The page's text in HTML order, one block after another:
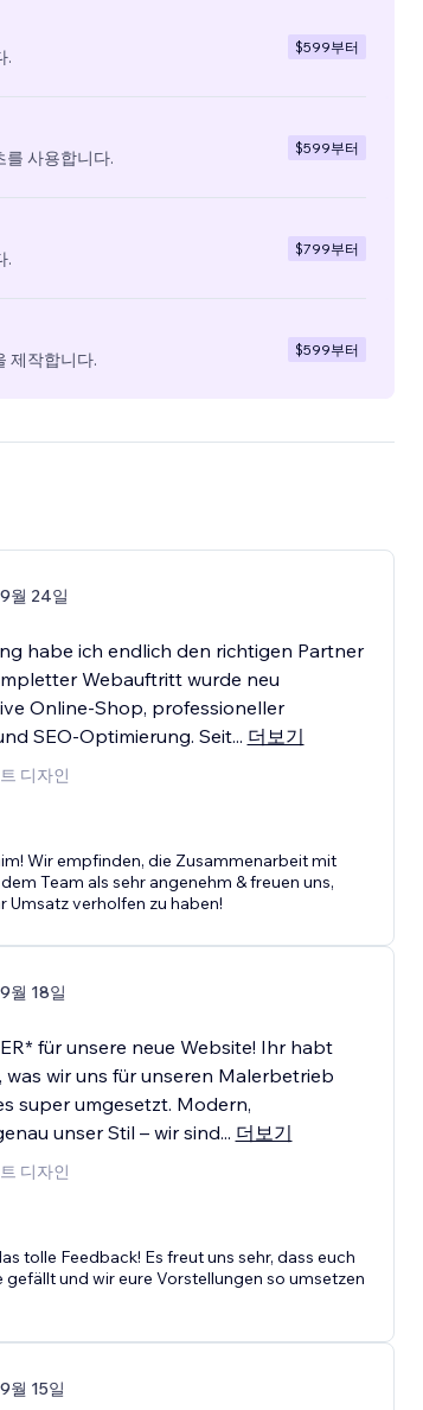
.
$599부터
사용합니다.
$599부터
.
$799부터
제작합니다.
$599부터
월 24일
habe ich endlich den richtigen Partner
Webauftritt wurde neu
Online-Shop, professioneller
SEO-Optimierung. Seit... 더보기
디자인
Wir empfinden, die Zusammenarbeit mit
Team als sehr angenehm & freuen uns,
Umsatz verholfen zu haben!
월 18일
für unsere neue Website! Ihr habt
wir uns für unseren Malerbetrieb
super umgesetzt. Modern,
unser Stil – wir sind... 더보기
디자인
tolle Feedback! Es freut uns sehr, dass euch
gefällt und wir eure Vorstellungen so umsetzen
월 15일